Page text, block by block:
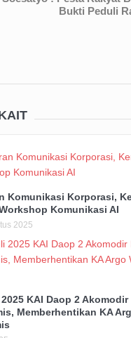
Bukti Peduli
Komunikasi Korporasi,
Komunikasi AI
2025
KAI Daop 2 Akomodir
Memberhentikan KA